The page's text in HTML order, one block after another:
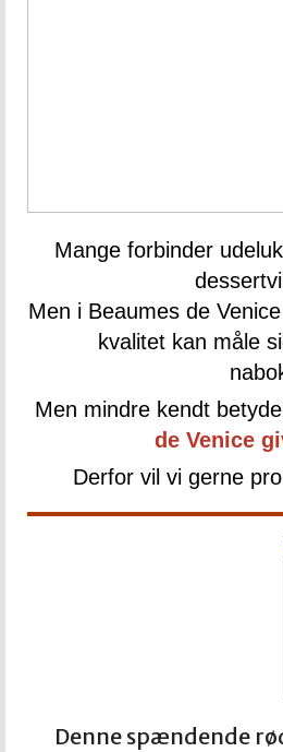
Mange forbinder
Men i Beaumes de
kvalitet kan måle
Men mindre kendt
de Venice
Derfor vil vi gerne
Denne spændende